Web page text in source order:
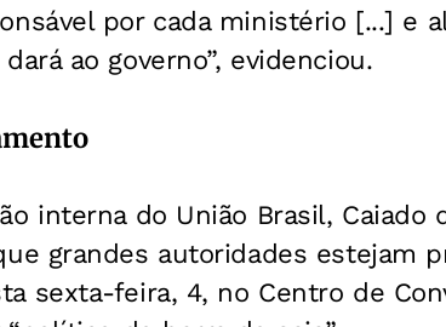
por cada ministério [...] e
ao governo”, evidenciou.
interna do União Brasil, Caiado
grandes autoridades estejam
sexta-feira, 4, no Centro de